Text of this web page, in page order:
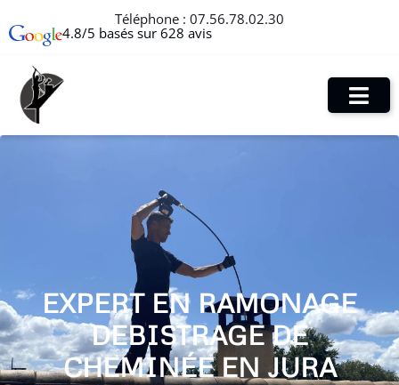
Téléphone : 07.56.78.02.30
4.8/5 basés sur 628 avis
EXPERT EN RAMONAGE
DEBISTRAGE DE
CHEMINÉE EN JURA